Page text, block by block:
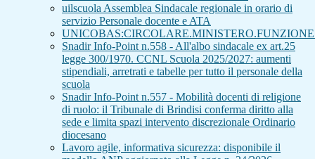
uilscuola Assemblea Sindacale regionale in orario di
servizio Personale docente e ATA
Snadir Info-Point n.558 - All'albo sindacale ex art.25
legge 300/1970. CCNL Scuola 2025/2027: aumenti
stipendiali, arretrati e tabelle per tutto il personale della
scuola
Snadir Info-Point n.557 - Mobilità docenti di religione
di ruolo: il Tribunale di Brindisi conferma diritto alla
sede e limita spazi intervento discrezionale Ordinario
diocesano
Lavoro agile, informativa sicurezza: disponibile il